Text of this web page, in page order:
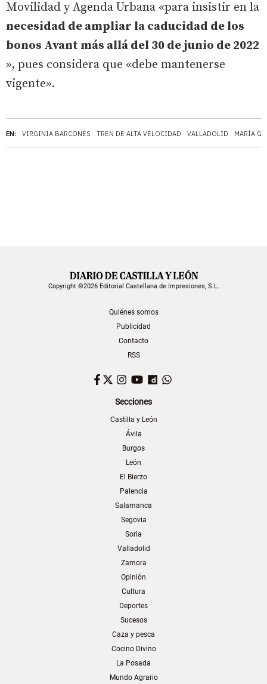
EN: VIRGINIA BARCONES TREN DE ALTA VELOCIDAD VALLADOLID MARÍA
Movilidad y Agenda Urbana «para insistir en la
necesidad de ampliar la caducidad de los
bonos Avant más allá del 30 de junio de 2022
», pues considera que «debe mantenerse
vigente».
Copyright ©2026 Editorial Castellana de Impresiones, S.L.
Quiénes somos
Publicidad
Contacto
RSS
Facebook
TwitterInstagram
YouTubeDailymotion
Secciones
Castilla y León
Ávila
Burgos
León
El Bierzo
Palencia
Salamanca
Segovia
Soria
Valladolid
Zamora
Opinión
Cultura
Deportes
Sucesos
Caza y pesca
Cocino Divino
La Posada
Mundo Agrario